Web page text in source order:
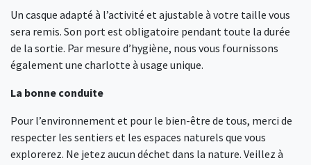
Un casque adapté à l’activité et ajustable à votre taille vous
sera remis. Son port est obligatoire pendant toute la durée
de la sortie. Par mesure d’hygiène, nous vous fournissons
également une charlotte à usage unique.
La bonne conduite
Pour l’environnement et pour le bien-être de tous, merci de
respecter les sentiers et les espaces naturels que vous
explorerez. Ne jetez aucun déchet dans la nature. Veillez à